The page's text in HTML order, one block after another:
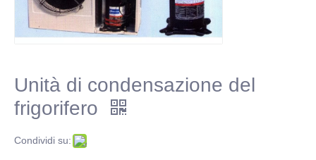
Unità di condensazione del
frigorifero
Condividi su: